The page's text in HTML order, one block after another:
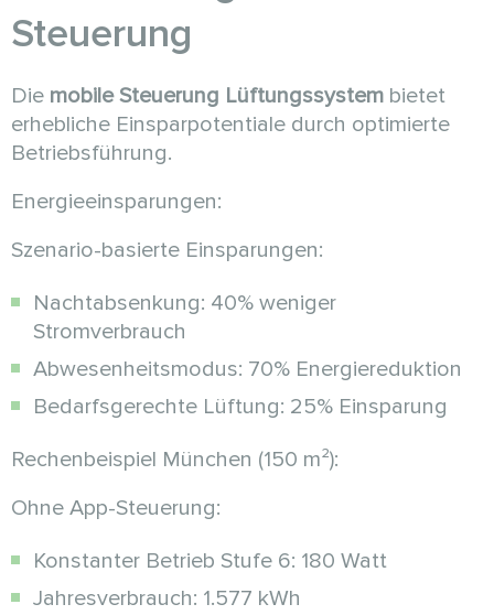
Steuerung
Die mobile Steuerung Lüftungssystem bietet
erhebliche Einsparpotentiale durch optimierte
Betriebsführung.
Energieeinsparungen:
Szenario-basierte Einsparungen:
Nachtabsenkung: 40% weniger
Stromverbrauch
Abwesenheitsmodus: 70% Energiereduktion
Bedarfsgerechte Lüftung: 25% Einsparung
Rechenbeispiel München (150 m²):
Ohne App-Steuerung:
Konstanter Betrieb Stufe 6: 180 Watt
Jahresverbrauch: 1.577 kWh